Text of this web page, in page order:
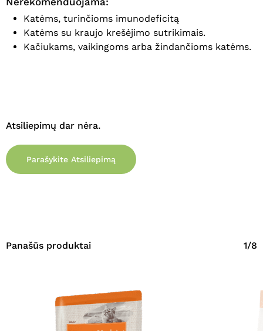
Katėms, turinčioms imunodeficitą
Katėms su kraujo krešėjimo sutrikimais.
Kačiukams, vaikingoms arba žindančioms katėms.
Atsiliepimų dar nėra.
Parašykite Atsiliepimą
Panašūs produktai 1/8